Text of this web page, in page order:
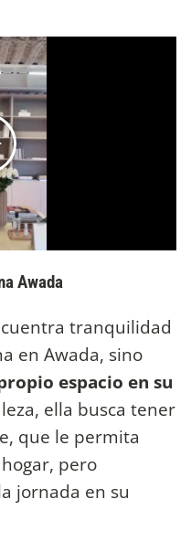
Awada
tranquilidad
en Awada, sino
espacio en su
ella busca tener
que le permita
pero
jornada en su